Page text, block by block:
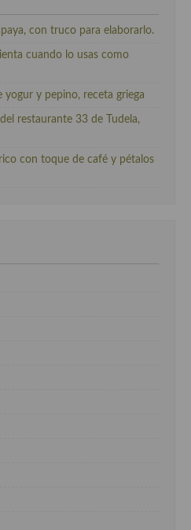
con truco para elaborarlo.
cuando lo usas como
yogur y pepino, receta griega
restaurante 33 de Tudela,
con toque de café y pétalos